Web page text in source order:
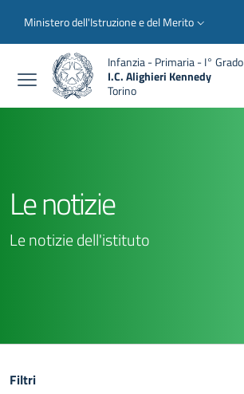
Slim top
Ministero dell'Istruzione e del Merito
Infanzia - Primaria - I° Grado
I.C. Alighieri Kennedy
Torino
Le notizie
Le notizie dell'istituto
Filtri